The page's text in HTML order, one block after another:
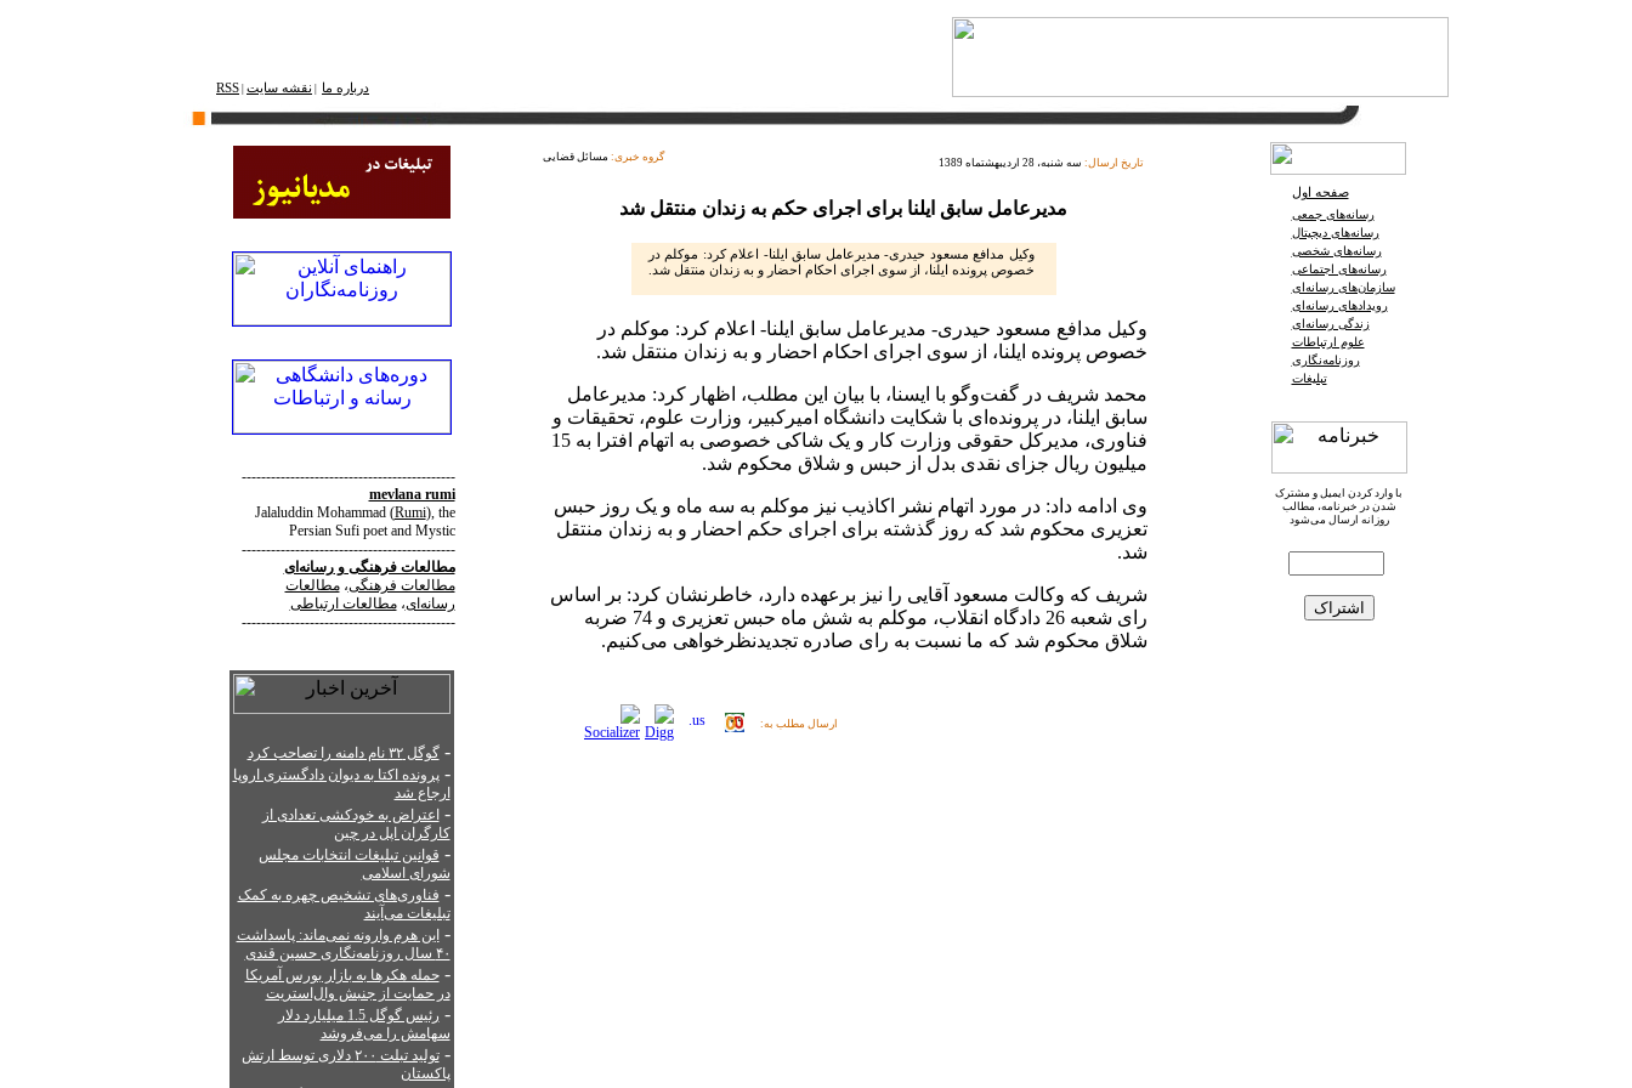
درباره ما نقشه ‌سایت RSS
--------------------------------------------
mevlana rumi
Jalaluddin Mohammad(Rumi), the
Persian Sufi poet and Mystic
--------------------------------------------
مطالعات فرهنگیورسانه‌ای
مطالعات فرهنگی،مطالعات
رسانه‌ای،مطالعات ارتباطی
--------------------------------------------
-گوگل ۳۲ نام دامنه را تصاحب کرد
-پرونده اکتا به دیوان دادگستری اروپا
ارجاع شد
- اعتراض به خودکشی تعدادی از
کارگران اپل در چین
- قوانین تبلیغات انتخابات مجلس
شورای اسلامی
- فناوری‌های تشخیص چهره به کمک
تبلیغات می‌آیند
-این هرم وارونه نمی‌ماند: پاسداشت
۴۰ سال روزنامه‌نگاری حسین قندی
-حمله هکرها به بازار بورس آمریکا
در حمایت از جنبش وال‌استریت
-
رئیس گوگل 1.5 میلیارد دلار
سهامش را می‌فروشد
-
تولید تبلت ۲۰۰ دلاری توسط ارتش
پاکستان
گروه خبری: مسائل قضایی تاریخ ارسال: سه شنبه، 28 اردیبهشتماه 1389
مدیرعامل سابق ایلنا برای اجرای حکم به زندان منتقل شد
وکیل‌ مدافع مسعود حیدری- مدیرعامل سابق ایلنا- اعلام کرد: موکلم در
خصوص پرونده ایلنا، از سوی اجرای احکام احضار و به زندان منتقل شد.
وکیل‌ مدافع مسعود حیدری- مدیرعامل سابق ایلنا- اعلام کرد: موکلم در
خصوص پرونده ایلنا، از سوی اجرای احکام احضار و به زندان منتقل شد.
محمد شریف در گفت‌وگو با ایسنا، با بیان این مطلب، اظهار کرد: مدیرعامل
سابق ایلنا، در پرونده‌ای با شکایت دانشگاه امیرکبیر، وزارت علوم، تحقیقات و
فناوری، مدیرکل حقوقی وزارت کار و یک شاکی خصوصی به اتهام افترا به 15
میلیون ریال جزای نقدی بدل از حبس و شلاق محکوم شد.
وی ادامه داد: در مورد اتهام نشر اکاذیب نیز موکلم به سه ماه و یک روز حبس
تعزیری محکوم شد که روز گذشته برای اجرای حکم احضار و به زندان منتقل
شد.
شریف که وکالت مسعود آقایی را نیز برعهده دارد، خاطرنشان کرد: بر اساس
رای شعبه 26 دادگاه انقلاب، موکلم به شش ماه حبس تعزیری و 74 ضربه
شلاق محکوم شد که ما نسبت به رای صادره تجدیدنظرخواهی می‌کنیم.
ارسال مطلب به:
صفحه اول
رسانه‌های جمعی
رسانه‌های دیجیتال
رسانه‌های شخصی
رسانه‌های اجتماعی
سازمان‌های رسانه‌ای
رویدادهای رسانه‌ای
زندگی رسانه‌ای
علوم ارتباطات
روزنامه‌نگاری
تبلیغات
با وارد کردن ایمیل و مشترک
شدن در خبرنامه، مطالب
روزانه ارسال می‌شود